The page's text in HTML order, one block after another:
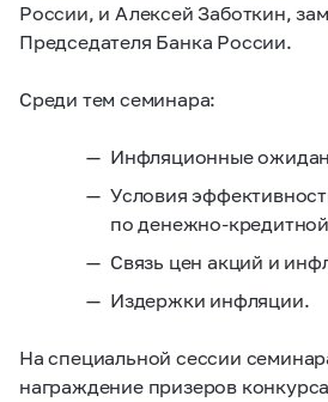
России, и Алексей Заботкин,
Председателя Банка России.
Среди тем семинара:
Инфляционные
Условия
по денежно-
Связь цен акций и
Издержки инфляции.
На специальной сессии
награждение призеров